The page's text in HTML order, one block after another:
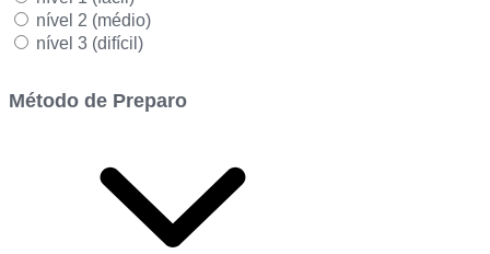
nível 2 (médio)
nível 3 (difícil)
Método de Preparo